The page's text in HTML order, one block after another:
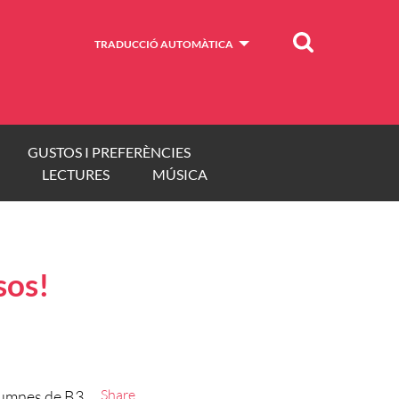
TRADUCCIÓ AUTOMÀTICA Cercar
GUSTOS I PREFERÈNCIES
LECTURES MÚSICA
Share